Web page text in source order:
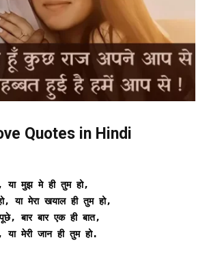
Quotes in Hindi
या मुझ मे ही तुम हो,
या मेरा खयाल ही तुम हो,
बार बार एक ही बात,
या मेरी जान ही तुम हो.